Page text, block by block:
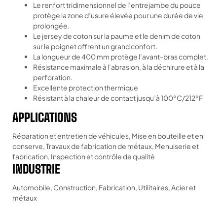
Le renfort tridimensionnel de l’entrejambe du pouce
protège la zone d’usure élevée pour une durée de vie
prolongée.
Le jersey de coton sur la paume et le denim de coton
sur le poignet offrent un grand confort.
La longueur de 400 mm protège l’avant-bras complet.
Résistance maximale à l’abrasion, à la déchirure et à la
perforation.
Excellente protection thermique
Résistant à la chaleur de contact jusqu’à 100°C/212°F
APPLICATIONS
Réparation et entretien de véhicules, Mise en bouteille et en
conserve, Travaux de fabrication de métaux, Menuiserie et
fabrication, Inspection et contrôle de qualité
INDUSTRIE
Automobile, Construction, Fabrication, Utilitaires, Acier et
métaux